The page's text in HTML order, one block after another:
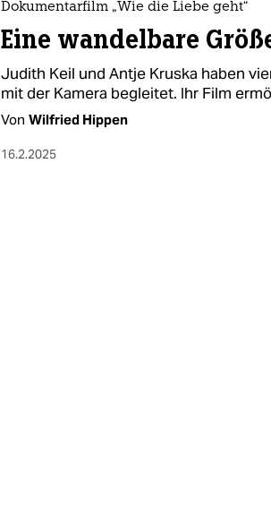
Dokumentarfilm „Wie die Liebe geht“
Eine wandelbare
Judith Keil und Antje Kruska haben
mit der Kamera begleitet. Ihr Film
Von Wilfried Hippen
16.2.2025